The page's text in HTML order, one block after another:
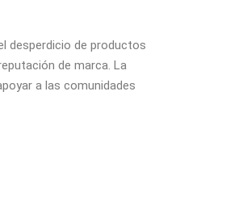
desperdicio de productos
de marca. La
a las comunidades